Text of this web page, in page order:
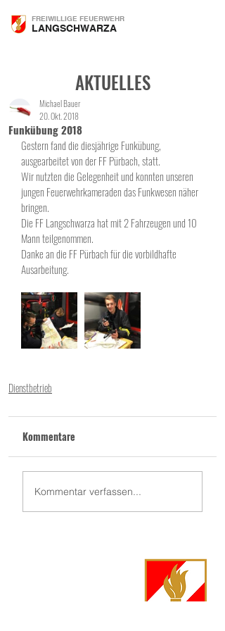
FREIWILLIGE FEUERWEHR
LANGSCHWARZA
AKTUELLES
Funkübung 2018
Michael Bauer
20. Okt. 2018
Gestern fand die diesjährige Funkübung,
ausgearbeitet von der FF Pürbach, statt.
Wir nutzten die Gelegenheit und konnten unseren
jungen Feuerwehrkameraden das Funkwesen näher
bringen.
Die FF Langschwarza hat mit 2 Fahrzeugen und 10
Mann teilgenommen.
Danke an die FF Pürbach für die vorbildhafte
Ausarbeitung.
Dienstbetrieb
Kommentare
Kommentar verfassen...